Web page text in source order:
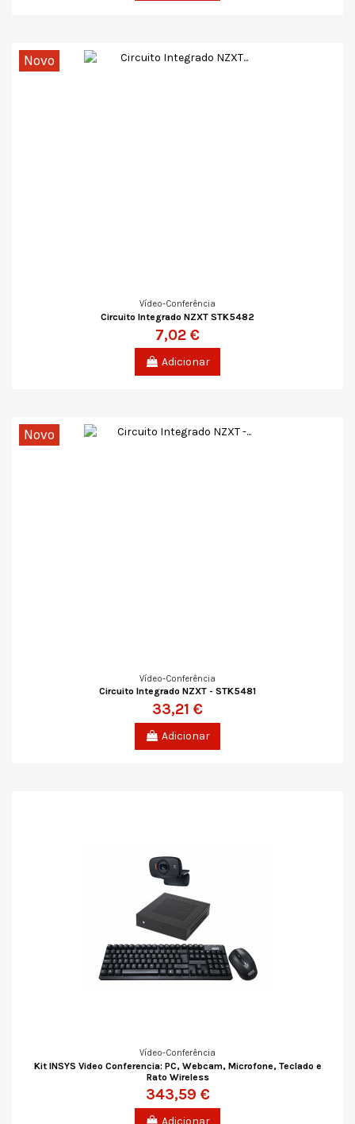
Novo
Vídeo-Conferência
Circuito Integrado NZXT STK5482
7,02 €
Adicionar
Novo
Vídeo-Conferência
Circuito Integrado NZXT - STK5481
33,21 €
Adicionar
Vídeo-Conferência
Kit INSYS Video Conferencia: PC, Webcam, Microfone, Teclado e
Rato Wireless
343,59 €